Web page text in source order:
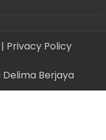
| Privacy Policy
Berjaya